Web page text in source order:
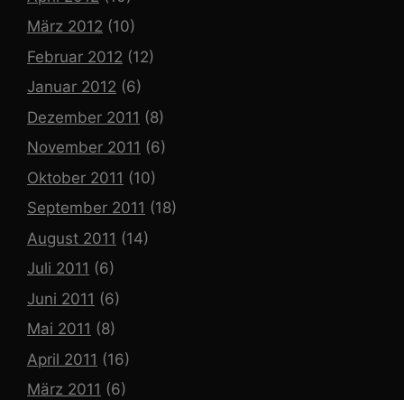
März 2012 (10)
Februar 2012 (12)
Januar 2012 (6)
Dezember 2011 (8)
November 2011 (6)
Oktober 2011 (10)
September 2011 (18)
August 2011 (14)
Juli 2011 (6)
Juni 2011 (6)
Mai 2011 (8)
April 2011 (16)
März 2011 (6)